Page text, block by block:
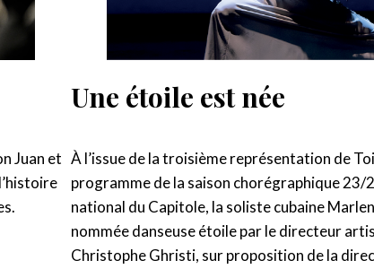
Juan et
Une étoile est née
À l’issue de la troisième représentation de
programme de la saison chorégraphique 23/
national du Capitole, la soliste cubaine
nommée danseuse étoile par le directeur
Christophe Ghristi, sur proposition de la